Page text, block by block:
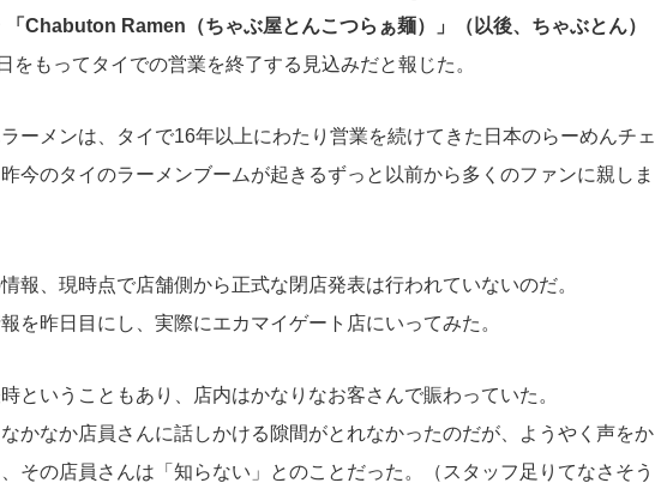
「Chabuton Ramen（ちゃぶ屋とんこつらぁ麺）」（以後、ちゃぶとん）
をもってタイでの営業を終了する見込みだと報じた。
ーメンは、タイで16年以上にわたり営業を続けてきた日本のらーめんチェ
今のタイのラーメンブームが起きるずっと以前から多くのファンに親しま
報、現時点で店舗側から正式な閉店発表は行われていないのだ。
を昨日目にし、実際にエカマイゲート店にいってみた。
ということもあり、店内はかなりなお客さんで賑わっていた。
かなか店員さんに話しかける隙間がとれなかったのだが、ようやく声をか
その店員さんは「知らない」とのことだった。（スタッフ足りてなさそう